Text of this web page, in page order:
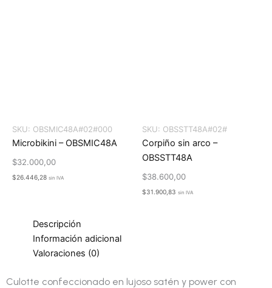
SKU: OBSMIC48A#02#000
Microbikini – OBSMIC48A
$32.000,00
$26.446,28 sin IVA
SKU: OBSSTT48A#02#
Corpiño sin arco –
OBSSTT48A
$38.600,00
$31.900,83 sin IVA
Descripción
Información adicional
Valoraciones (0)
Culotte confeccionado en lujoso satén y power con